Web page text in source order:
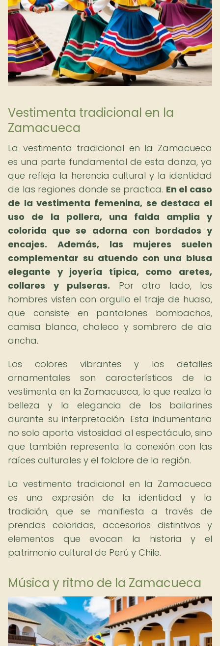
Vestimenta tradicional en la
Zamacueca
La vestimenta tradicional en la Zamacueca
es una parte fundamental de esta danza, ya
que refleja la herencia cultural y la identidad
de las regiones donde se practica. En el caso
de la vestimenta femenina, se destaca el
uso de la pollera, una falda amplia y
colorida que se adorna con bordados y
encajes.
Además, las mujeres suelen
complementar su atuendo con una blusa
elegante y joyería típica, como aretes,
collares y pulseras. Por otro lado, los
hombres visten con orgullo el traje de huaso,
que consiste en pantalones bombachos,
camisa blanca, chaleco y sombrero de ala
ancha.
Los colores vibrantes y los detalles
ornamentales son característicos de la
vestimenta en la Zamacueca, lo que realza la
belleza y la elegancia de los bailarines
durante su interpretación. Esta indumentaria
no solo aporta vistosidad al espectáculo, sino
que también representa la conexión con las
raíces culturales y el folclore de la región.
La vestimenta tradicional en la Zamacueca
es una expresión de la identidad y la
tradición, que se manifiesta a través de
prendas coloridas, accesorios distintivos y
elementos que evocan la historia y el
patrimonio cultural de Perú y Chile.
Música y ritmo de la Zamacueca